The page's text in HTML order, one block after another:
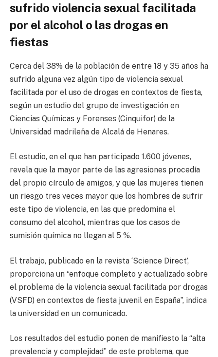
sufrido violencia sexual facilitada
por el alcohol o las drogas en
fiestas
Cerca del 38% de la población de entre 18 y 35 años ha
sufrido alguna vez algún tipo de violencia sexual
facilitada por el uso de drogas en contextos de fiesta,
según un estudio del grupo de investigación en
Ciencias Químicas y Forenses (Cinquifor) de la
Universidad madrileña de Alcalá de Henares.
El estudio, en el que han participado 1.600 jóvenes,
revela que la mayor parte de las agresiones procedía
del propio círculo de amigos, y que las mujeres tienen
un riesgo tres veces mayor que los hombres de sufrir
este tipo de violencia, en las que predomina el
consumo del alcohol, mientras que los casos de
sumisión química no llegan al 5 %.
El trabajo, publicado en la revista ‘Science Direct’,
proporciona un “enfoque completo y actualizado sobre
el problema de la violencia sexual facilitada por drogas
(VSFD) en contextos de fiesta juvenil en España”, indica
la universidad en un comunicado.
Los resultados del estudio ponen de manifiesto la “alta
prevalencia y complejidad” de este problema, que